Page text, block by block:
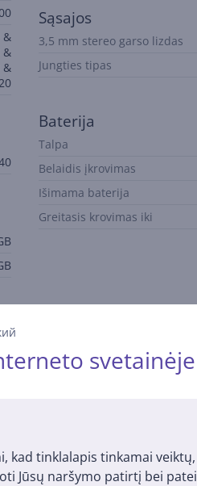
kad tinklalapis tinkamai
Jūsų naršymo patirtį bei
&
&
&
Sąsajos
3,5 mm stereo garso lizdas
Jungties tipas
Baterija
Talpa
Belaidis įkrovimas
Išimama baterija
Greitasis krovimas iki
laiko įžvalgas, lengvą